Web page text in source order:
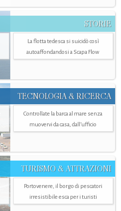
STORIE
La flotta tedesca si suicidò così
autoaffondandosi a Scapa Flow
TECNOLOGIA & RICERCA
Controllate la barca al mare senza
muovervi da casa, dall’ufficio
TURISMO & ATTRAZIONI
Portovenere, il borgo di pescatori
irresistibile esca per i turisti